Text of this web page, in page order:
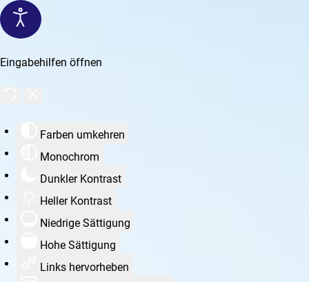
Eingabehilfen öffnen
Farben umkehren
Monochrom
Dunkler Kontrast
Heller Kontrast
Niedrige Sättigung
Hohe Sättigung
Links hervorheben